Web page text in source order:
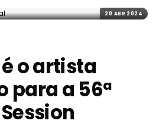
20 ABR 2024
o artista
para a 56ª